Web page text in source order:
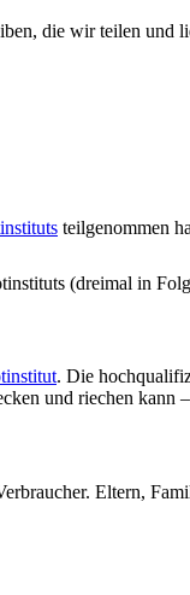
die wir teilen und
teilgenommen
(dreimal in
. Die
und riechen
Eltern,